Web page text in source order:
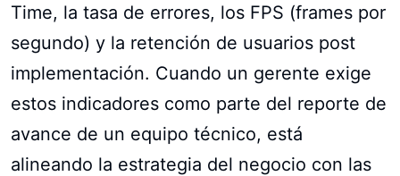
Time, la tasa de errores, los FPS (frames por
segundo) y la retención de usuarios post
implementación. Cuando un gerente exige
estos indicadores como parte del reporte de
avance de un equipo técnico, está
alineando la estrategia del negocio con las